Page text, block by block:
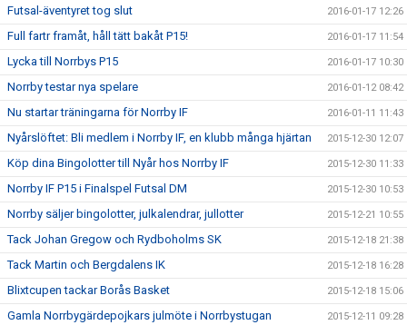
Futsal-äventyret tog slut 2016-01-17 12:26
Full fartr framåt, håll tätt bakåt P15! 2016-01-17 11:54
Lycka till Norrbys P15 2016-01-17 10:30
Norrby testar nya spelare 2016-01-12 08:42
Nu startar träningarna för Norrby IF 2016-01-11 11:43
Nyårslöftet: Bli medlem i Norrby IF, en klubb många hjärtan 2015-12-30 12:07
Köp dina Bingolotter till Nyår hos Norrby IF 2015-12-30 11:33
Norrby IF P15 i Finalspel Futsal DM 2015-12-30 10:53
Norrby säljer bingolotter, julkalendrar, jullotter 2015-12-21 10:55
Tack Johan Gregow och Rydboholms SK 2015-12-18 21:38
Tack Martin och Bergdalens IK 2015-12-18 16:28
Blixtcupen tackar Borås Basket 2015-12-18 15:06
Gamla Norrbygärdepojkars julmöte i Norrbystugan 2015-12-11 09:28